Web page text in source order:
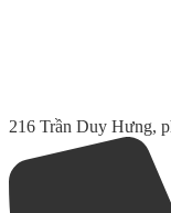
216 Trần Duy Hưng,